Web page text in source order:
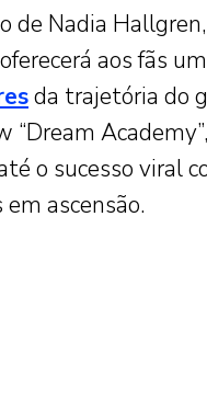
de Nadia
aos fãs
da trajetória do
“Dream
o sucesso viral
ascensão.